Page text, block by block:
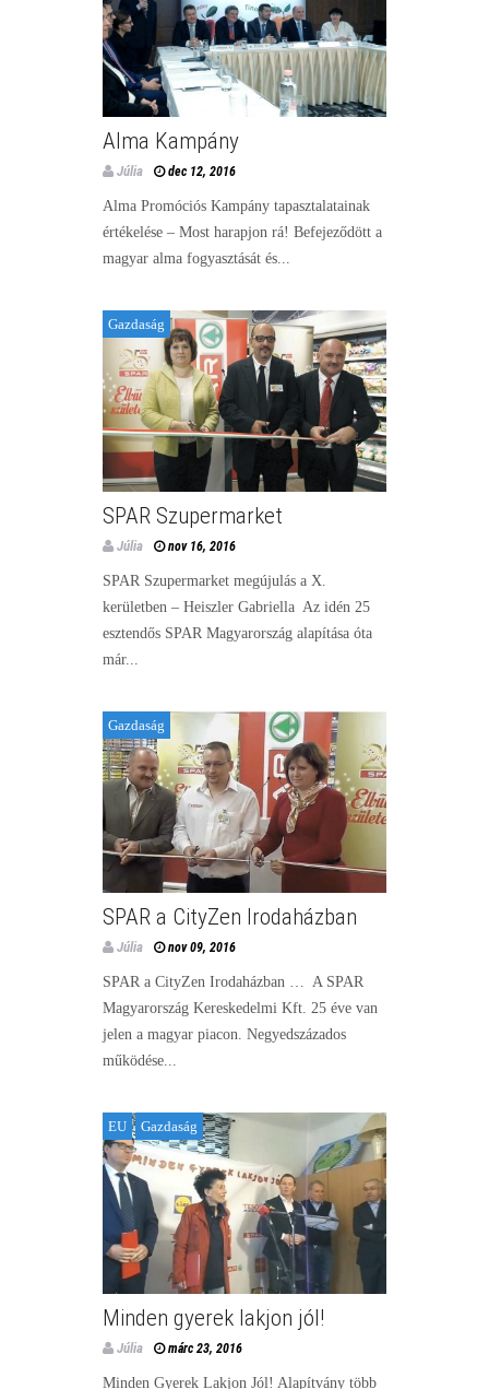
Alma Kampány
Júlia dec 12, 2016
Alma Promóciós Kampány tapasztalatainak
értékelése – Most harapjon rá! Befejeződött a
magyar alma fogyasztását és...
Gazdaság
SPAR Szupermarket
Júlia nov 16, 2016
SPAR Szupermarket megújulás a X.
kerületben – Heiszler Gabriella Az idén 25
esztendős SPAR Magyarország alapítása óta
már...
Gazdaság
SPAR a CityZen Irodaházban
Júlia nov 09, 2016
SPAR a CityZen Irodaházban … A SPAR
Magyarország Kereskedelmi Kft. 25 éve van
jelen a magyar piacon. Negyedszázados
működése...
EU Gazdaság
Minden gyerek lakjon jól!
Júlia márc 23, 2016
Minden Gyerek Lakjon Jól! Alapítvány több